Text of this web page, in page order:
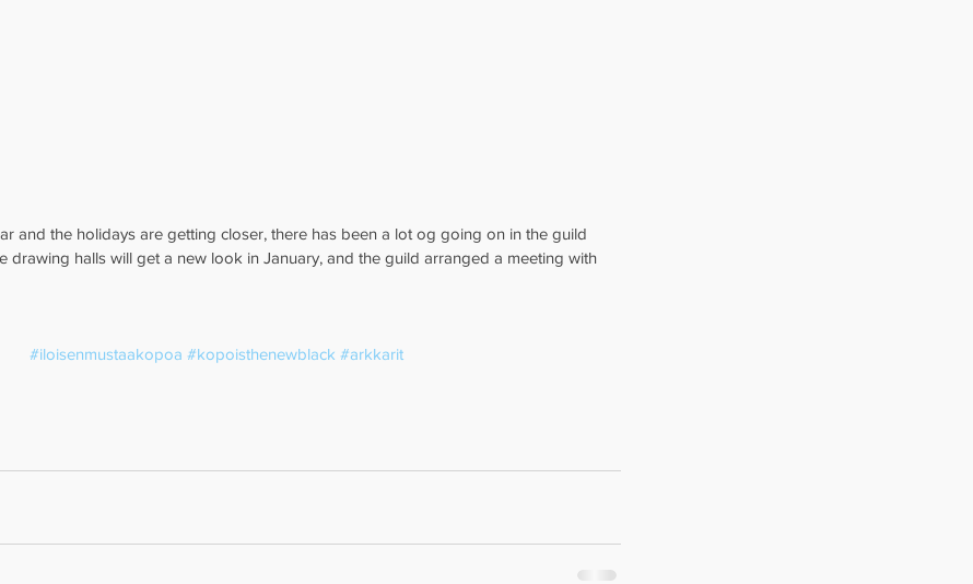
and the holidays are getting closer, there has been a lot og going on in the guild
drawing halls will get a new look in January, and the guild arranged a meeting with
#iloisenmustaakopoa #kopoisthenewblack #arkkarit